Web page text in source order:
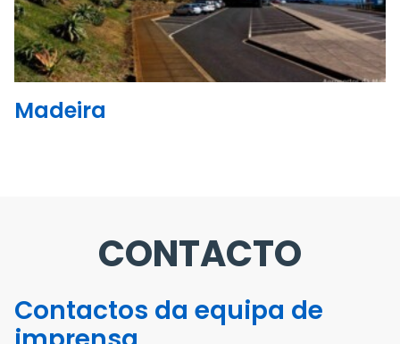
Madeira
CONTACTO
Contactos da equipa de